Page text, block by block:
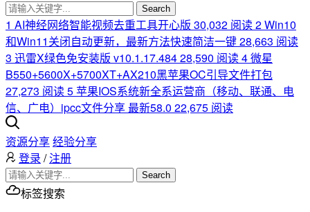
Search
1 AI神经网络智能视频去重工具开心版 30,032 阅读2Win10
和Win11关闭自动更新，最新方法快速简洁一键28,663 阅读
3 迅雷X绿色免安装版 v10.1.17.48428,590 阅读4微星
B550+5600X+5700XT+AX210黑苹果OC引导文件打包
27,273 阅读5苹果IOS系统新全系运营商（移动、联通、电
信、广电）ipcc文件分享 最新58.0 22,675 阅读
资源分享经验分享
登录 /注册
Search
标签搜索